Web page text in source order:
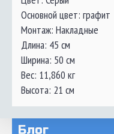
Основной цвет: графит
Монтаж: Накладные
Длина: 45 см
Ширина: 50 см
Вес: 11,860 кг
Высота: 21 см
Блог